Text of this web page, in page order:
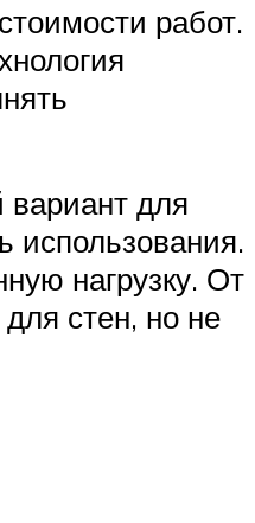
работ.
для
использования.
нагрузку. От
стен, но не